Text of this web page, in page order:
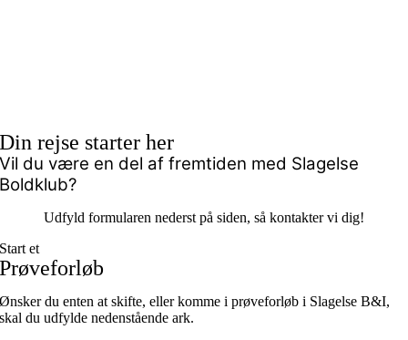
Din rejse starter her
Vil du være en del af fremtiden med Slagelse
Boldklub?
Udfyld formularen nederst på siden, så kontakter vi dig!
Start et
Prøveforløb
Ønsker du enten at skifte, eller komme i prøveforløb i Slagelse B&I,
skal du udfylde nedenstående ark.